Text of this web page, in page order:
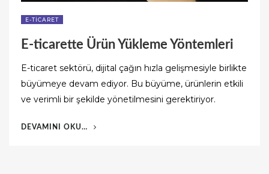
E-TICARET
E-ticarette Ürün Yükleme Yöntemleri
E-ticaret sektörü, dijital çağın hızla gelişmesiyle birlikte
büyümeye devam ediyor. Bu büyüme, ürünlerin etkili
ve verimli bir şekilde yönetilmesini gerektiriyor.
DEVAMINI OKU…